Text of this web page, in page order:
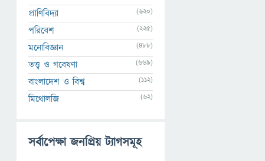
প্রাণিবিদ্যা (620)
পরিবেশ (225)
মনোবিজ্ঞান (488)
তত্ত্ব ও গবেষণা (669)
বাংলাদেশ ও বিশ্ব (112)
মিথোলজি (62)
সর্বাপেক্ষা জনপ্রিয় ট্যাগসমূহ